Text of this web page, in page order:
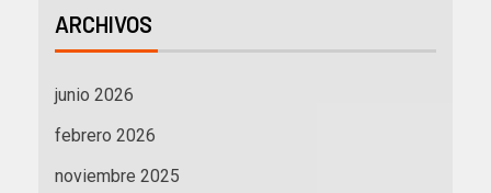
ARCHIVOS
junio 2026
febrero 2026
noviembre 2025